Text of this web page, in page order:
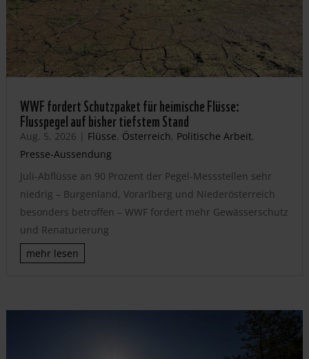
WWF fordert Schutzpaket für heimische Flüsse:
Flusspegel auf bisher tiefstem Stand
Aug. 5, 2026 | Flüsse, Österreich, Politische Arbeit,
Presse-Aussendung
Juli-Abflüsse an 90 Prozent der Pegel-Messstellen sehr
niedrig – Burgenland, Vorarlberg und Niederösterreich
besonders betroffen – WWF fordert mehr Gewässerschutz
und Renaturierung
mehr lesen